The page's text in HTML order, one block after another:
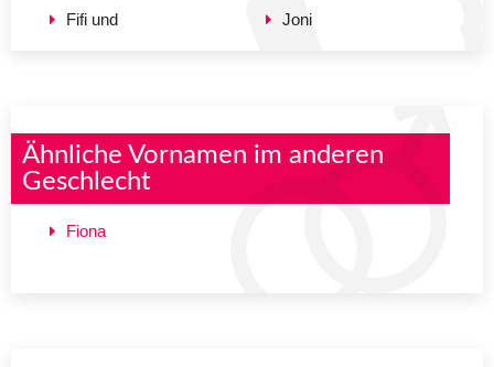
Fifi und Joni
Ähnliche Vornamen im anderen
Geschlecht
Fiona